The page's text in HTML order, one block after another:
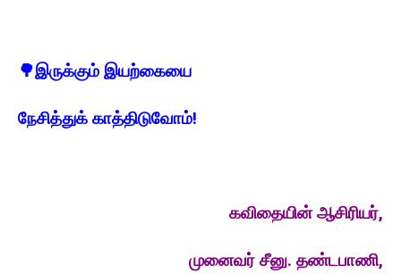
🌳இருக்கும் இயற்கையை
நேசித்துக் காத்திடுவோம்!
கவிதையின் ஆசிரியர்,
முனைவர் சீனு. தண்டபாணி,